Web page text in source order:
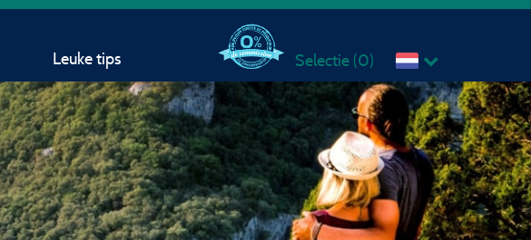
Leuke tips Selectie (0)